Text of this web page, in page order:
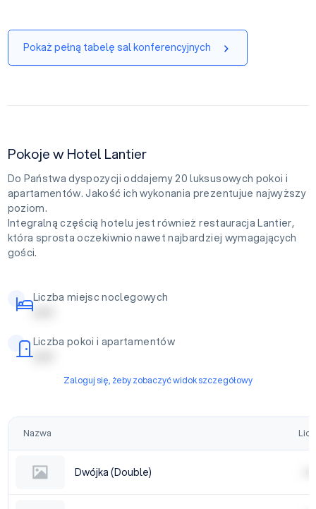
Pokaż pełną tabelę sal konferencyjnych
Pokoje w Hotel Lantier
Do Państwa dyspozycji oddajemy 20 luksusowych pokoi i
apartamentów. Jakość ich wykonania prezentujue najwyższy
poziom.
Integralną częścią hotelu jest również restauracja Lantier,
która sprosta oczekiwnio nawet najbardziej wymagających
gości.
Liczba miejsc noclegowych
| | | | |
Liczba pokoi i apartamentów
| | | | |
Zaloguj się, żeby zobaczyć widok szczegółowy
Nazwa
Dwójka (Double)